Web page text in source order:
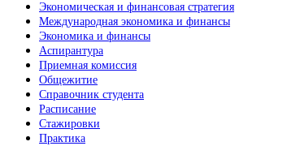
Экономическая и финансовая стратегия
Международная экономика и финансы
Экономика и финансы
Аспирантура
Приемная комиссия
Общежитие
Справочник студента
Расписание
Стажировки
Практика